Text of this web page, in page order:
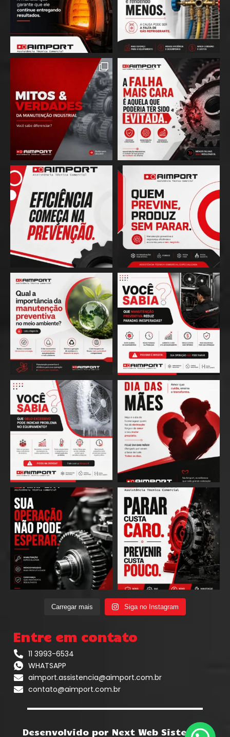
Carregar mais Siga no Instagram
Entre em contato
11 3993-6534
WHATSAPP
aimport.assistencia@aimport.com.br
contato@aimport.com.br
Desenvolvido por Next Web Sistemas